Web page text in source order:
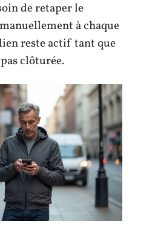
de retaper le
à chaque
reste actif tant que
clôturée.